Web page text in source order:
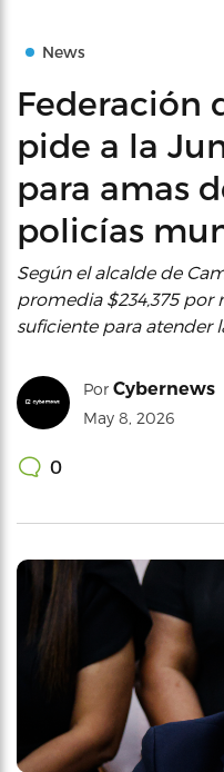
News
Federación
pide a la
para amas
policías
Según el alcalde de
promedia $234,375 por
suficiente para atender
Por Cybernews
May 8, 2026
0